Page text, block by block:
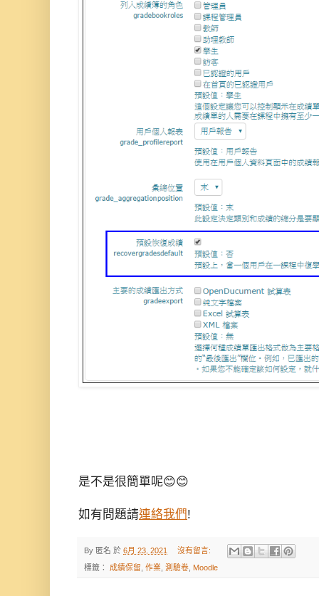
是不是很簡單呢😊😊
如有問題請連絡我們!
By 匿名 於 6月 23, 2021 沒有留言:
標籤： 成績保留 作業 測驗卷 Moodle